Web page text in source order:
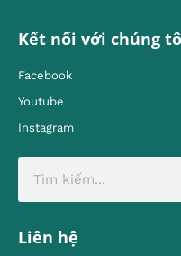
Kết nối với chúng
Facebook
Youtube
Instagram
Liên hệ